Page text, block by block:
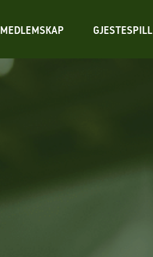
MEDLEMSKAP GJESTESPILL